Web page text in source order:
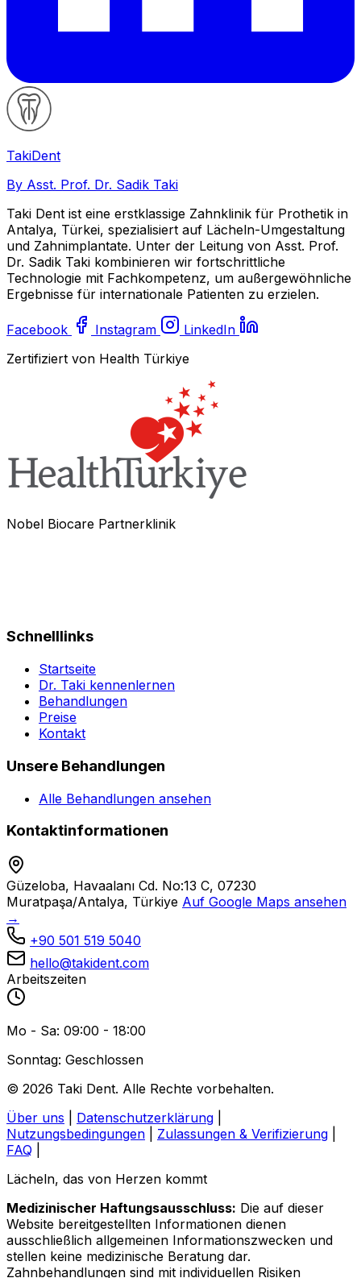
TakiDent
By Asst. Prof. Dr. Sadik Taki
Taki Dent ist eine erstklassige Zahnklinik für Prothetik in
Antalya, Türkei, spezialisiert auf Lächeln-Umgestaltung
und Zahnimplantate. Unter der Leitung von Asst. Prof.
Dr. Sadik Taki kombinieren wir fortschrittliche
Technologie mit Fachkompetenz, um außergewöhnliche
Ergebnisse für internationale Patienten zu erzielen.
Facebook Instagram
LinkedIn
Zertifiziert von Health Türkiye
Nobel Biocare Partnerklinik
Schnelllinks
Startseite
Dr. Taki kennenlernen
Behandlungen
Preise
Kontakt
Unsere Behandlungen
Alle Behandlungen ansehen
Kontaktinformationen
Güzeloba, Havaalanı Cd. No:13 C, 07230
Muratpaşa/Antalya, Türkiye Auf Google Maps ansehen
→
+90 501 519 5040
hello@takident.com
Arbeitszeiten
Mo - Sa: 09:00 - 18:00
Sonntag: Geschlossen
© 2026 Taki Dent. Alle Rechte vorbehalten.
Über uns
Datenschutzerklärung
Nutzungsbedingungen
Zulassungen & Verifizierung
FAQ
Lächeln, das von Herzen kommt
Medizinischer Haftungsausschluss: Die auf dieser
Website bereitgestellten Informationen dienen
ausschließlich allgemeinen Informationszwecken und
stellen keine medizinische Beratung dar.
Zahnbehandlungen sind mit individuellen Risiken